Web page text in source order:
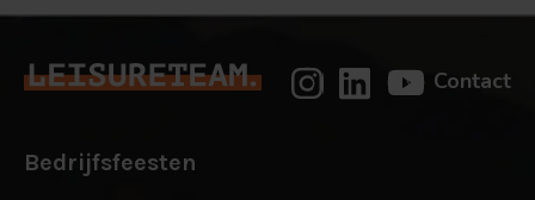
Contact
Bedrijfsfeesten